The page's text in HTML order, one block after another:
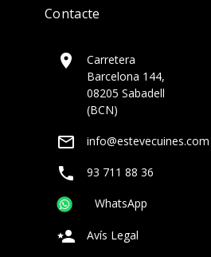
Contacte
Carretera
Barcelona 144,
08205 Sabadell
(BCN)
info@estevecuines.com
93 711 88 36
WhatsApp
Avís Legal